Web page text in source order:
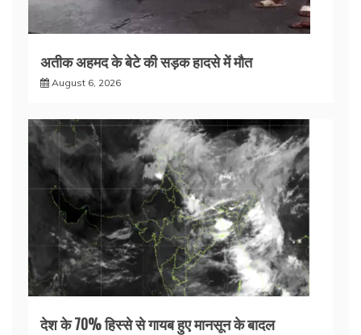
अतीक अहमद के बेटे की सड़क हादसे में मौत
August 6, 2026
देश के 70% हिस्से से गायब हुए मानसून के बादल